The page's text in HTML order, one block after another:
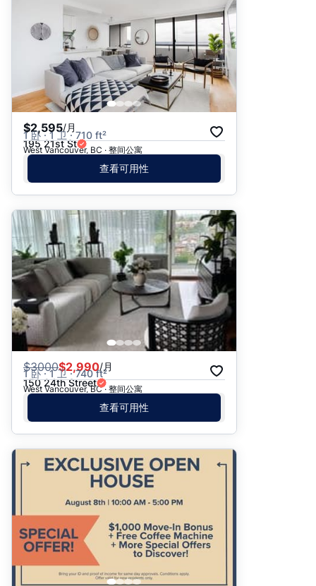
日期: 最新日期在前
日期: 过往日期在前
价格 - $$$ 到 $
价格 - $ 到 $$$
$2,595/月
1 卧 · 1 卫 · 710 ft²
195 21st St
West Vancouver, BC · 整间公寓
查看可用性
$3000$2,990/月
1 卧 · 1 卫 · 740 ft²
150 24th Street
West Vancouver, BC · 整间公寓
查看可用性